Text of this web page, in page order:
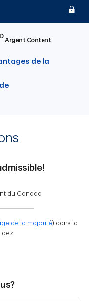
Argent Content
de la
du Canada
de la majorité) dans la